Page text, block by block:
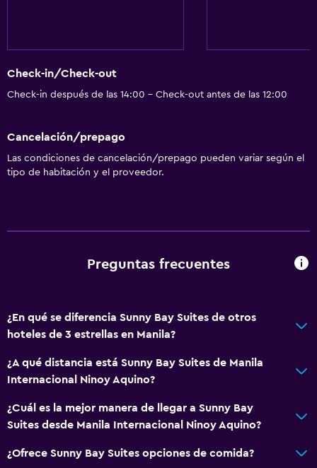
Sistema de entretenimiento
TV por cable o vía satélite
Accesibilidad y adecuación
Ascensor
Check-in/Check-out
Check-in después de las 14:00 - Check-out antes de las 12:00
Cancelación/prepago
Las condiciones de cancelación/prepago pueden variar según el
tipo de habitación y el proveedor.
Preguntas frecuentes
¿En qué se diferencia Sunny Bay Suites de otros
hoteles de 3 estrellas en Manila?
¿A qué distancia está Sunny Bay Suites de Manila
Internacional Ninoy Aquino?
¿Cuál es la mejor manera de llegar a Sunny Bay
Suites desde Manila Internacional Ninoy Aquino?
¿Ofrece Sunny Bay Suites opciones de comida?